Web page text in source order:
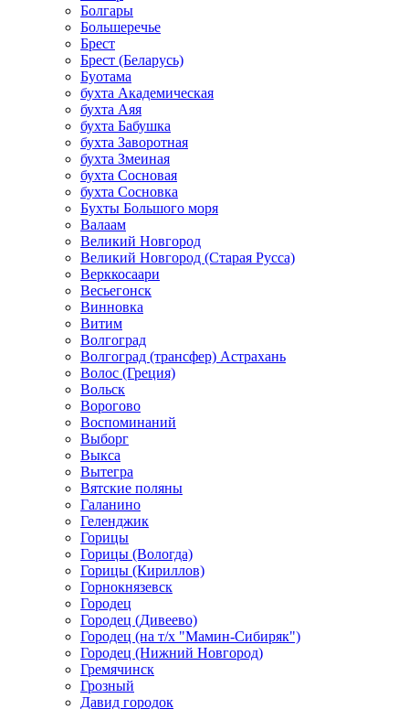
Болгары
Большеречье
Брест
Брест (Беларусь)
Буотама
бухта Академическая
бухта Аяя
бухта Бабушка
бухта Заворотная
бухта Змеиная
бухта Сосновая
бухта Сосновка
Бухты Большого моря
Валаам
Великий Новгород
Великий Новгород (Старая Русса)
Верккосаари
Весьегонск
Винновка
Витим
Волгоград
Волгоград (трансфер) Астрахань
Волос (Греция)
Вольск
Ворогово
Воспоминаний
Выборг
Выкса
Вытегра
Вятские поляны
Галанино
Геленджик
Горицы
Горицы (Вологда)
Горицы (Кириллов)
Горнокнязевск
Городец
Городец (Дивеево)
Городец (на т/х "Мамин-Сибиряк")
Городец (Нижний Новгород)
Гремячинск
Грозный
Давид городок